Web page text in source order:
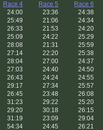
Race 4 Race 5 Race 6
24:00 23:36 24:38
25:49 21:06 24:34
26:33 21:53 24:20
25:09 24:22 25:29
28:08 21:31 25:59
27:14 22:20 25:38
28:04 27:00 24:37
27:03 24:40 24:50
26:43 24:24 24:55
29:17 27:34 25:57
26:45 23:48 26:08
31:23 29:22 25:20
29:20 30:18 26:15
31:19 23:09 29:04
54:34 24:45 26:21